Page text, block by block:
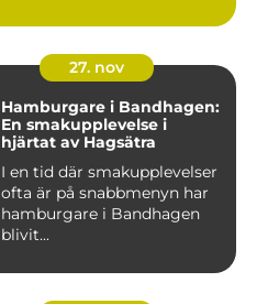
27. nov
Hamburgare i Bandhagen:
En smakupplevelse i
hjärtat av Hagsätra
I en tid där smakupplevelser
ofta är på snabbmenyn har
hamburgare i Bandhagen
blivit...